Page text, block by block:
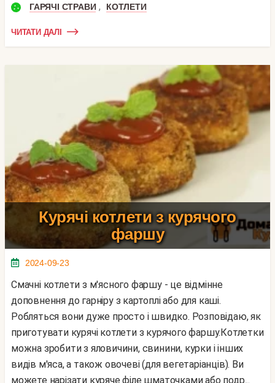
ГАРЯЧІ СТРАВИ , КОТЛЕТИ
ЧИТАТИ ДАЛІ
Курячі котлети з курячого
фаршу
2024-09-23
Смачні котлети з м'ясного фаршу - це відмінне
доповнення до гарніру з картоплі або для каші.
Робляться вони дуже просто і швидко. Розповідаю, як
приготувати курячі котлети з курячого фаршу.Котлетки
можна зробити з яловичини, свинини, курки і інших
видів м'яса, а також овочеві (для вегетаріанців). Ви
можете нарізати куряче філе шматочками або подр...